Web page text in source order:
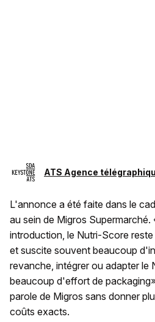
ATS Agence
L'annonce a été faite dans le
au sein de Migros Supermarché.
introduction, le Nutri-Score
et suscite souvent beaucoup
revanche, intégrer ou adapter le
beaucoup d'effort de
parole de Migros sans donner
coûts exacts.